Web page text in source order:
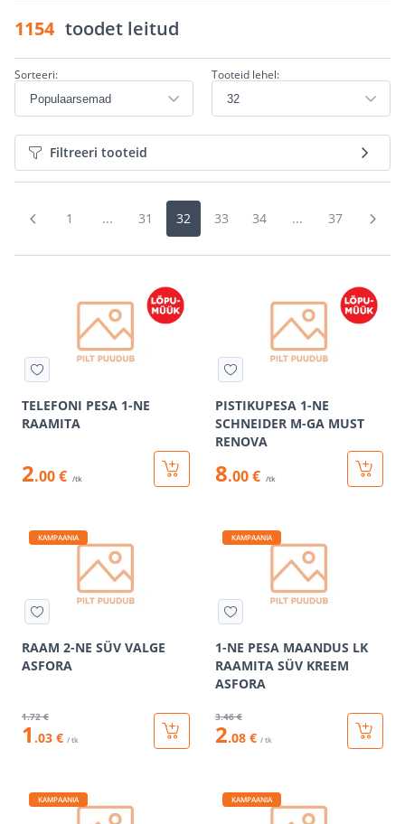
1154 toodet leitud
Sorteeri: Tooteid lehel:
Filtreeri tooteid
1 ... 31 32 33 34 ... 37
TELEFONI PESA 1-NE
RAAMITA
2.00 € /tk
PISTIKUPESA 1-NE
SCHNEIDER M-GA MUST
RENOVA
8.00 € /tk
KAMPAANIA
RAAM 2-NE SÜV VALGE
ASFORA
1.72 €
1 .03 € / tk
KAMPAANIA
1-NE PESA MAANDUS LK
RAAMITA SÜV KREEM
ASFORA
3.46 €
2.08 € / tk
KAMPAANIA KAMPAANIA